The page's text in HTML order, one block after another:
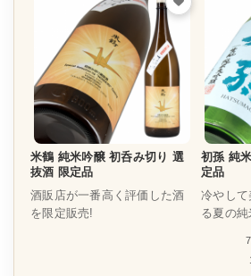
米鶴 純米吟醸 初呑み切り 選
抜酒 限定品
酒販店が一番高く評価した酒
を限定販売!
初孫 純
定品
冷やして
る夏の